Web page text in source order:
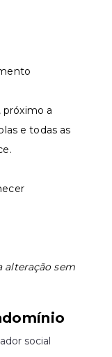
próximo a
e todas as
alteração sem
social